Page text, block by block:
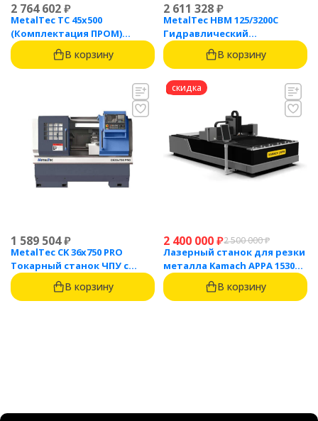
2 764 602₽
MetalTec ТС 45x500
(Комплектация ПРОМ)
токарный станок с ЧПУ с
наклонной станиной
В корзину
2 611 328₽
MetalTec HBM 125/3200C
Гидравлический
листогибочный пресс с
контроллером TP10S
В корзину
1 589 504₽
MetalTec CK 36x750 PRO
Токарный станок ЧПУ с
горизонтальной станиной
В корзину
скидка
2 400 000₽2 500 000₽
Лазерный станок для резки
металла Kamach APPA 1530
(3000 Вт)
В корзину